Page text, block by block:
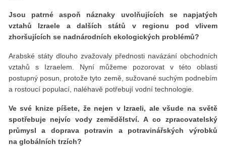
Jsou patrné aspoň náznaky uvolňujících se napjatých
vztahů Izraele a dalších států v regionu pod vlivem
zhoršujících se nadnárodních ekologických problémů?
Arabské státy dlouho zvažovaly přednosti navázání obchodních
vztahů s Izraelem. Nyní můžeme pozorovat v této oblasti
postupný posun, protože tyto země, sužované suchým podnebím
a rostoucí populací, naléhavě potřebují vodní technologie.
Ve své knize píšete, že nejen v Izraeli, ale všude na světě
spotřebuje nejvíc vody zemědělství. A co zpracovatelský
průmysl a doprava potravin a potravinářských výrobků
na globálních trzích?